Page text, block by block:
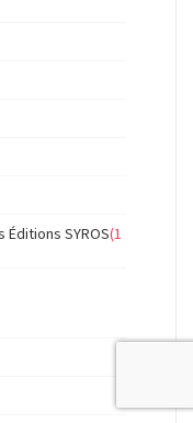
Éditions SYROS(1